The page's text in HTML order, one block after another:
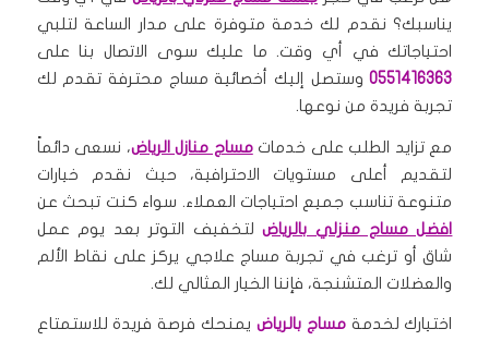
يناسبك؟ نقدم لك خدمة متوفرة على مدار الساعة لتلبي
احتياجاتك في أي وقت. ما عليك سوى الاتصال بنا على
0551416363وستصل إليك أخصائية مساج محترفة تقدم لك
تجربة فريدة من نوعها.
مع تزايد الطلب على خدماتمساج منازل الرياض، نسعى دائماً
لتقديم أعلى مستويات الاحترافية، حيث نقدم خيارات
متنوعة تناسب جميع احتياجات العملاء. سواء كنت تبحث عن
افضل مساج منزلي بالرياضلتخفيف التوتر بعد يوم عمل
شاق أو ترغب في تجربة مساج علاجي يركز على نقاط الألم
والعضلات المتشنجة، فإننا الخيار المثالي لك.
اختيارك لخدمةمساج بالرياض يمنحك فرصة فريدة للاستمتاع